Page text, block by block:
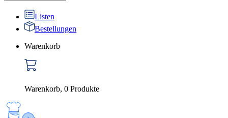
Listen
Bestellungen
Warenkorb
Warenkorb, 0 Produkte